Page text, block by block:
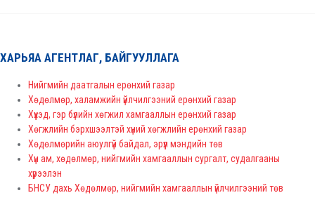
ХАРЬЯА АГЕНТЛАГ, БАЙГУУЛЛАГА
Нийгмийн даатгалын ерөнхий газар
Хөдөлмөр, халамжийн үйлчилгээний ерөнхий газар
Хүүхэд, гэр бүлийн хөгжил хамгааллын ерөнхий газар
Хөгжлийн бэрхшээлтэй хүний хөгжлийн ерөнхий газар
Хөдөлмөрийн аюулгүй байдал, эрүүл мэндийн төв
Хүн ам, хөдөлмөр, нийгмийн хамгааллын сургалт, судалгааны
хүрээлэн
БНСУ дахь Хөдөлмөр, нийгмийн хамгааллын үйлчилгээний төв